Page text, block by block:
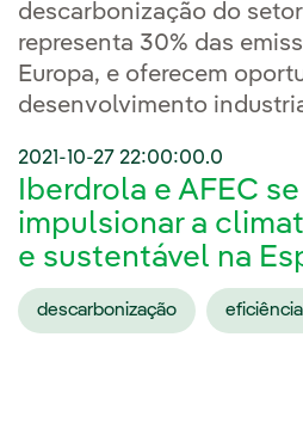
descarbonização do
representa 30% das
Europa, e oferecem
desenvolvimento
2021-10-27 22:00:00.0
Iberdrola e AFEC
impulsionar a
e sustentável na
descarbonização